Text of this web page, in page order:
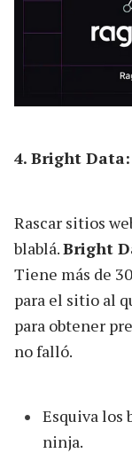
4. Bright
Rascar sitios
blablá.Bright
Tiene más de
para el sitio al
para obtener
no falló.
Esquiva los
ninja.